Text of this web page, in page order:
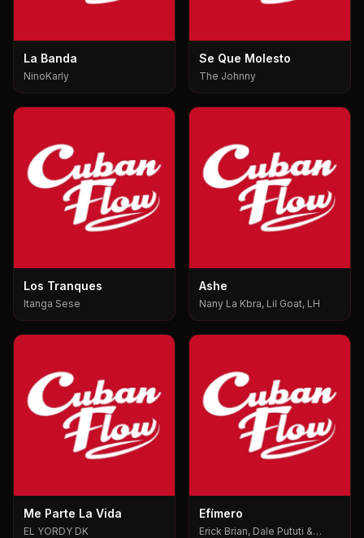
La Banda
NinoKarly
Se Que Molesto
The Johnny
Los Tranques
Itanga Sese
Ashe
Nany La Kbra, Lil Goat, LH
Me Parte La Vida
EL YORDY DK
Efímero
Erick Brian, Dale Pututi &